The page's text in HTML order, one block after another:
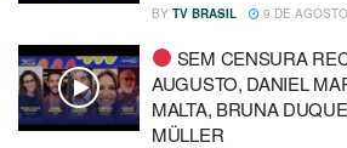
BY TV BRASIL 9 DE
SEM CENSURA
AUGUSTO, DANIEL
MALTA, BRUNA
MÜLLER